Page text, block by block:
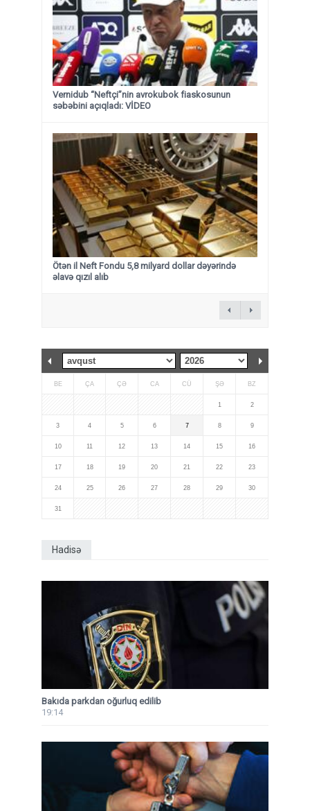
Vernidub “Neftçi”nin avrokubok fiaskosunun
səbəbini açıqladı: VİDEO
Ötən il Neft Fondu 5,8 milyard dollar dəyərində
əlavə qızıl alıb
BE ÇA ÇƏ CA CÜ ŞƏ BZ
1 2
3 4 5 6 7 8 9
10 11 12 13 14 15 16
17 18 19 20 21 22 23
24 25 26 27 28 29 30
31
Hadisə
Bakıda parkdan oğurluq edilib
19:14